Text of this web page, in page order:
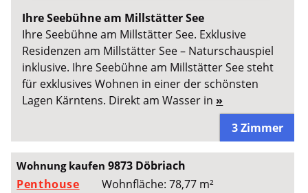
Ihre Seebühne am Millstätter See
Ihre Seebühne am Millstätter See. Exklusive
Residenzen am Millstätter See – Naturschauspiel
inklusive. Ihre Seebühne am Millstätter See steht
für exklusives Wohnen in einer der schönsten
Lagen Kärntens. Direkt am Wasser in »
3 Zimmer
Wohnung kaufen9873 Döbriach
Penthouse
Wohnfläche: 78,77 m²